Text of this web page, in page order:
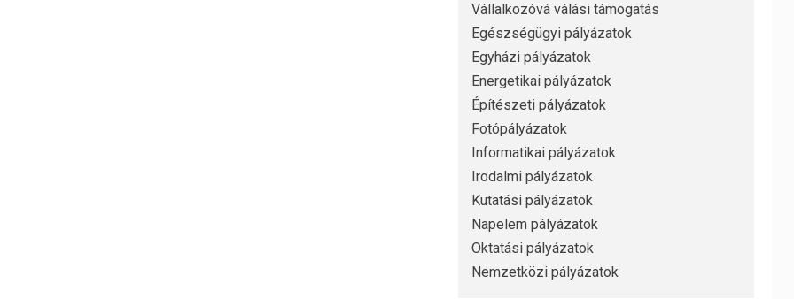
Vállalkozóvá válási támogatás
Egészségügyi pályázatok
Egyházi pályázatok
Energetikai pályázatok
Építészeti pályázatok
Fotópályázatok
Informatikai pályázatok
Irodalmi pályázatok
Kutatási pályázatok
Napelem pályázatok
Oktatási pályázatok
Nemzetközi pályázatok